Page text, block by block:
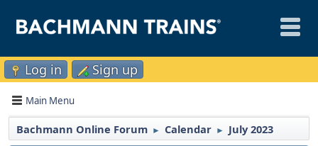
Log in Sign up
Main Menu
Bachmann Online Forum ► Calendar ► July 2023